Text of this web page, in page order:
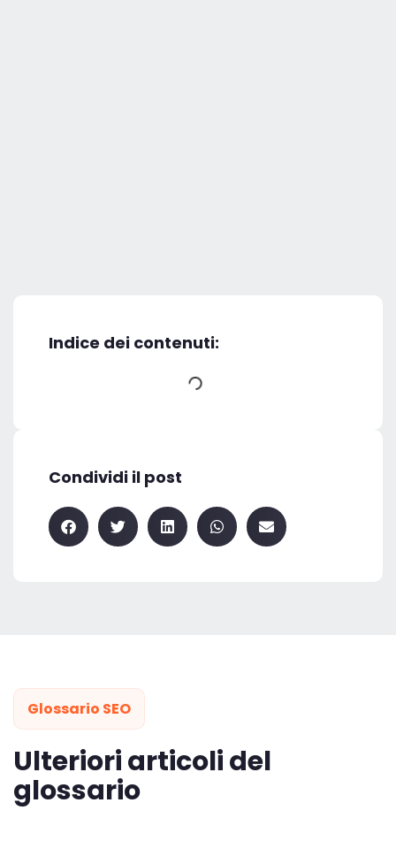
Indice dei contenuti:
Condividi il post
Glossario SEO
Ulteriori articoli del
glossario